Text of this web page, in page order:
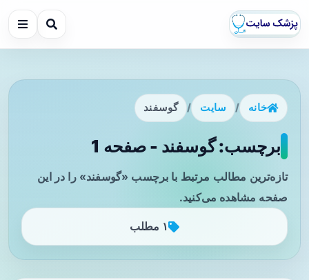
خانه / سایت / گوسفند
برچسب: گوسفند - صفحه 1
تازه‌ترین مطالب مرتبط با برچسب «گوسفند» را در این
صفحه مشاهده می‌کنید.
۱ مطلب